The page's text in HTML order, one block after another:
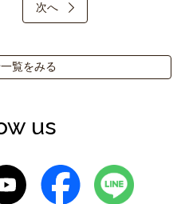
次へ
覧をみる
us